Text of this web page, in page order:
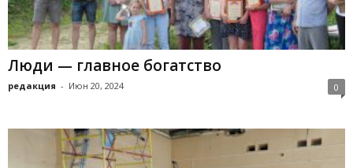
Люди — главное богатство
редакция - Июн 20, 2024 0